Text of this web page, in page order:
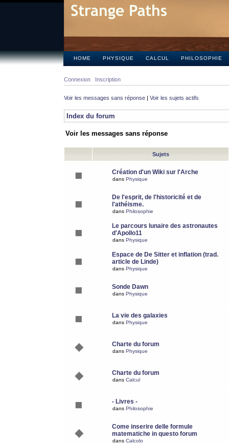
HOME PHYSIQUE CALCUL PHILOSOPHIE
Connexion Inscription
Voir les messages sans réponse | Voir les sujets actifs
Index du forum
Voir les messages sans réponse
Sujets
Création d'un Wiki sur l'Arche
dans Physique
De l'esprit, de l'historicité et de
l'athéisme.
dans Philosophie
Le parcours lunaire des astronautes
d'Apollo11
dans Physique
Espace de De Sitter et inflation (trad.
article de Linde)
dans Physique
Sonde Dawn
dans Physique
La vie des galaxies
dans Physique
Charte du forum
dans Physique
Charte du forum
dans Calcul
- Livres -
dans Philosophie
Come inserire delle formule
matematiche in questo forum
dans Calcolo